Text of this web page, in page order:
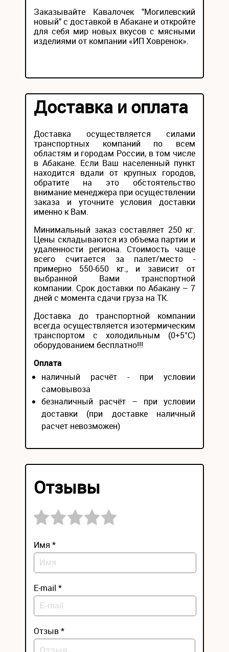
Заказывайте Кавалочек "Могилевский
новый" с доставкой в Абакане и откройте
для себя мир новых вкусов с мясными
изделиями от компании «ИП Ховренок».
Доставка и оплата
Доставка осуществляется силами
транспортных компаний по всем
областям и городам России, в том числе
в Абакане. Если Ваш населенный пункт
находится вдали от крупных городов,
обратите на это обстоятельство
внимание менеджера при осуществлении
заказа и уточните условия доставки
именно к Вам.
Минимальный заказ составляет 250 кг.
Цены складываются из объема партии и
удаленности региона. Стоимость чаще
всего считается за палет/место -
примерно 550-650 кг., и зависит от
выбранной Вами транспортной
компании. Срок доставки по Абакану – 7
дней с момента сдачи груза на ТК.
Доставка до транспортной компании
всегда осуществляется изотермическим
транспортом с холодильным (0+5°С)
оборудованием бесплатно!!!
Оплата
наличный расчёт - при условии
самовывоза
безналичный расчёт – при условии
доставки (при доставке наличный
расчет невозможен)
Отзывы
Имя *
E-mail *
Отзыв *